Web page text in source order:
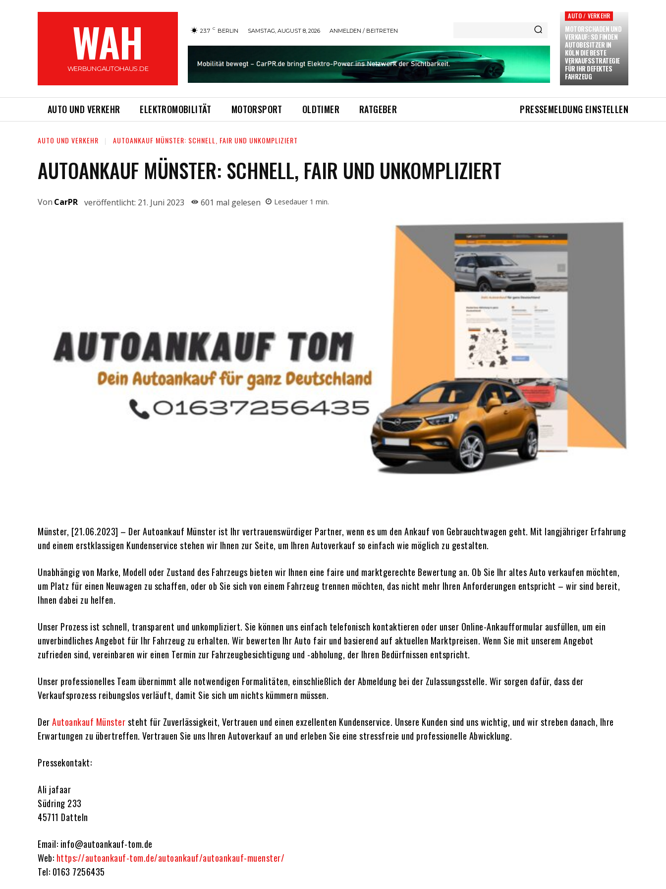
WAH
WERBUNGAUTOHAUS.DE
23.7 C BERLIN SAMSTAG, AUGUST 8, 2026 ANMELDEN / BEITRETEN
AUTO / VERKEHR
MOTORSCHADEN UND
VERKAUF: SO FINDEN
AUTOBESITZER IN
KÖLN DIE BESTE
VERKAUFSSTRATEGIE
FÜR IHR DEFEKTES
FAHRZEUG
AUTO UND VERKEHR ELEKTROMOBILITÄT MOTORSPORT OLDTIMER RATGEBER PRESSEMELDUNG EINSTELLEN
AUTO UND VERKEHR AUTOANKAUF MÜNSTER: SCHNELL, FAIR UND UNKOMPLIZIERT
AUTOANKAUF MÜNSTER: SCHNELL, FAIR UND UNKOMPLIZIERT
Von CarPR veröffentlicht: 21. Juni 2023 601 mal gelesen Lesedauer 1 min.
Münster, [21.06.2023] – Der Autoankauf Münster ist Ihr vertrauenswürdiger Partner, wenn es um den Ankauf von Gebrauchtwagen geht. Mit langjähriger Erfahrung
und einem erstklassigen Kundenservice stehen wir Ihnen zur Seite, um Ihren Autoverkauf so einfach wie möglich zu gestalten.
Unabhängig von Marke, Modell oder Zustand des Fahrzeugs bieten wir Ihnen eine faire und marktgerechte Bewertung an. Ob Sie Ihr altes Auto verkaufen möchten,
um Platz für einen Neuwagen zu schaffen, oder ob Sie sich von einem Fahrzeug trennen möchten, das nicht mehr Ihren Anforderungen entspricht – wir sind bereit,
Ihnen dabei zu helfen.
Unser Prozess ist schnell, transparent und unkompliziert. Sie können uns einfach telefonisch kontaktieren oder unser Online-Ankaufformular ausfüllen, um ein
unverbindliches Angebot für Ihr Fahrzeug zu erhalten. Wir bewerten Ihr Auto fair und basierend auf aktuellen Marktpreisen. Wenn Sie mit unserem Angebot
zufrieden sind, vereinbaren wir einen Termin zur Fahrzeugbesichtigung und -abholung, der Ihren Bedürfnissen entspricht.
Unser professionelles Team übernimmt alle notwendigen Formalitäten, einschließlich der Abmeldung bei der Zulassungsstelle. Wir sorgen dafür, dass der
Verkaufsprozess reibungslos verläuft, damit Sie sich um nichts kümmern müssen.
DerAutoankauf Münstersteht für Zuverlässigkeit, Vertrauen und einen exzellenten Kundenservice. Unsere Kunden sind uns wichtig, und wir streben danach, Ihre
Erwartungen zu übertreffen. Vertrauen Sie uns Ihren Autoverkauf an und erleben Sie eine stressfreie und professionelle Abwicklung.
Pressekontakt:
Ali jafaar
Südring 233
45711 Datteln
Email: info@autoankauf-tom.de
Web: https://autoankauf-tom.de/autoankauf/autoankauf-muenster/
Tel: 0163 7256435